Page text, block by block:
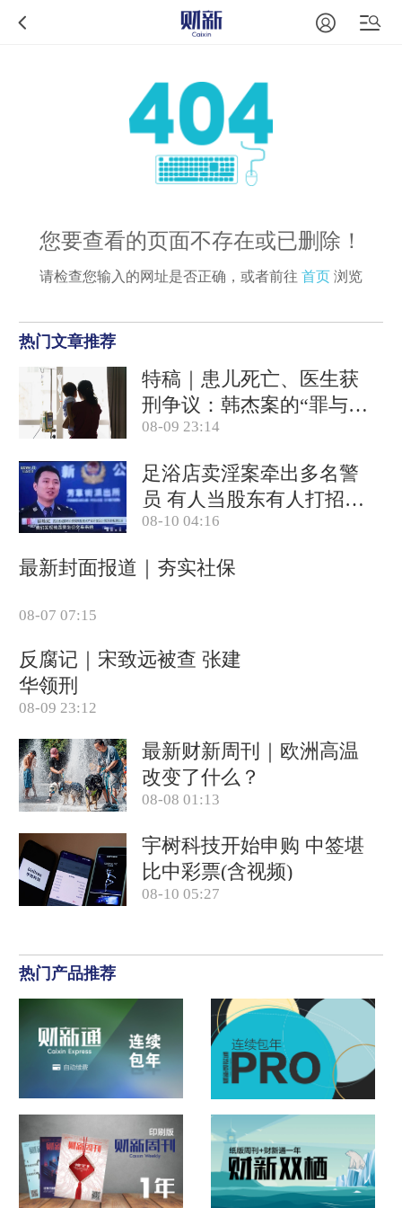
您要查看的页面不存在或已删除！
请检查您输入的网址是否正确，或者前往 首页 浏览
热门文章推荐
特稿｜患儿死亡、医生获
刑争议：韩杰案的“罪与
罚”
08-09 23:14
足浴店卖淫案牵出多名警
员 有人当股东有人打招呼
(含视频)
08-10 04:16
最新封面报道｜夯实社保
08-07 07:15
反腐记｜宋致远被查 张建
华领刑
08-09 23:12
最新财新周刊｜欧洲高温
改变了什么？
08-08 01:13
宇树科技开始申购 中签堪
比中彩票(含视频)
08-10 05:27
热门产品推荐